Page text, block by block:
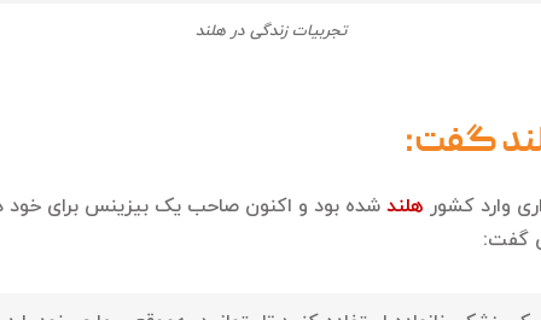
تجربیات زندگی در هلند
گفت:
وارد کشور هلندشده بود و اکنون صاحب یک بیزینس برای خود
گفت: